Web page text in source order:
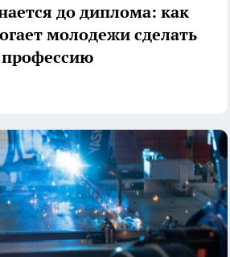
до диплома: как
молодежи сделать